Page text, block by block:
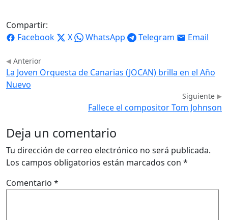
Compartir:
Facebook
X WhatsApp Telegram Email
Anterior
La Joven Orquesta de Canarias (JOCAN) brilla en el Año
Nuevo
Siguiente
Fallece el compositor Tom Johnson
Deja un comentario
Tu dirección de correo electrónico no será publicada.
Los campos obligatorios están marcados con *
Comentario *